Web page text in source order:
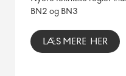
BN2 og BN3
LÆS MERE HER